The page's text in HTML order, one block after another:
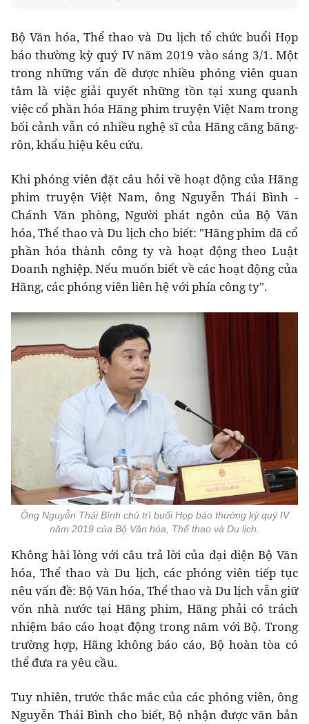
Bộ Văn hóa, Thể thao và Du lịch tổ chức buổi Họp
báo thường kỳ quý IV năm 2019 vào sáng 3/1. Một
trong những vấn đề được nhiều phóng viên quan
tâm là việc giải quyết những tồn tại xung quanh
việc cổ phần hóa Hãng phim truyện Việt Nam trong
bối cảnh vẫn có nhiều nghệ sĩ của Hãng căng băng-
rôn, khẩu hiệu kêu cứu.
Khi phóng viên đặt câu hỏi về hoạt động của Hãng
phim truyện Việt Nam, ông Nguyễn Thái Bình -
Chánh Văn phòng, Người phát ngôn của Bộ Văn
hóa, Thể thao và Du lịch cho biết: "Hãng phim đã cổ
phần hóa thành công ty và hoạt động theo Luật
Doanh nghiệp. Nếu muốn biết về các hoạt động của
Hãng, các phóng viên liên hệ với phía công ty".
Ông Nguyễn Thái Bình chủ trì buổi Họp báo thường kỳ quý IV
năm 2019 của Bộ Văn hóa, Thể thao và Du lịch.
Không hài lòng với câu trả lời của đại diện Bộ Văn
hóa, Thể thao và Du lịch, các phóng viên tiếp tục
nêu vấn đề: Bộ Văn hóa, Thể thao và Du lịch vẫn giữ
vốn nhà nước tại Hãng phim, Hãng phải có trách
nhiệm báo cáo hoạt động trong năm với Bộ. Trong
trường hợp, Hãng không báo cáo, Bộ hoàn tòa có
thể đưa ra yêu cầu.
Tuy nhiên, trước thắc mắc của các phóng viên, ông
Nguyễn Thái Bình cho biết, Bộ nhận được văn bản